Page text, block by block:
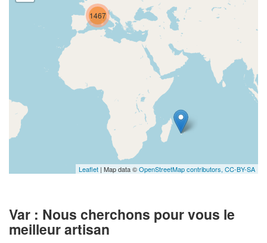
1467
Leaflet | Map data ©OpenStreetMap contributors, CC-BY-SA
Var : Nous cherchons pour vous le
meilleur artisan